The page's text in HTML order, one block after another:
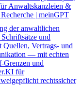
Anwaltskanzleien &
| meinGPT
der anwaltlichen
und
Vertrags- und
— mit echten
Grenzen und
KI für
rechtssicher